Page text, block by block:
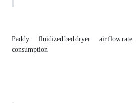
Paddy fluidized bed dryer air flow rate
consumption